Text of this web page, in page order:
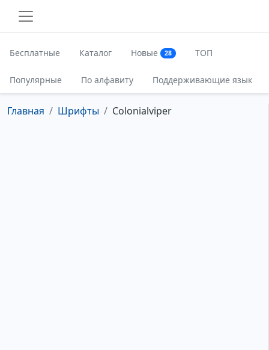
Бесплатные Каталог Новые 28 ТОП
Популярные По алфавиту Поддерживающие язык
Главная Шрифты Colonialviper